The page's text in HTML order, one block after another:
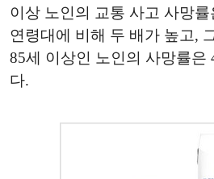
이상 노인의 교통 사고 사망률
연령대에 비해 두 배가 높고,
85세 이상인 노인의 사망률은
다.